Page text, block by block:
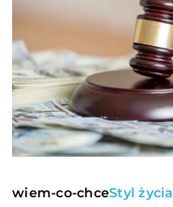
wiem-co-chceStyl życia